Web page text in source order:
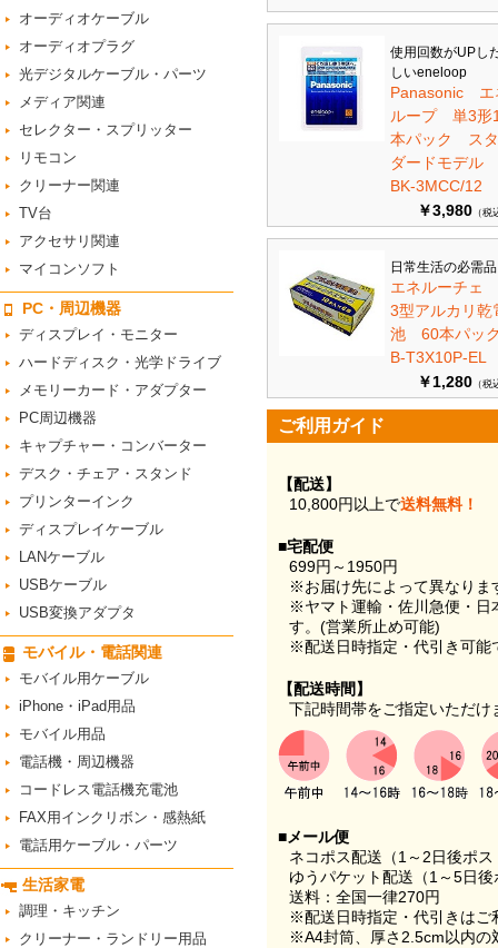
オーディオケーブル
オーディオプラグ
光デジタルケーブル・パーツ
メディア関連
セレクター・スプリッター
リモコン
クリーナー関連
TV台
アクセサリ関連
マイコンソフト
PC・周辺機器
ディスプレイ・モニター
ハードディスク・光学ドライブ
メモリーカード・アダプター
PC周辺機器
キャプチャー・コンバーター
デスク・チェア・スタンド
プリンターインク
ディスプレイケーブル
LANケーブル
USBケーブル
USB変換アダプタ
モバイル・電話関連
モバイル用ケーブル
iPhone・iPad用品
モバイル用品
電話機・周辺機器
コードレス電話機充電池
FAX用インクリボン・感熱紙
電話用ケーブル・パーツ
生活家電
調理・キッチン
クリーナー・ランドリー用品
使用回数がUPし
しいeneloop
Panasonic エ
ループ 単3形
本パック ス
ダードモデル
BK-3MCC/12
￥3,980 （税
日常生活の必需
エネルーチェ
3型アルカリ乾
池 60本パ
B-T3X10P-EL
￥1,280 （税
ご利用ガイド
【配送】
10,800円以上で送料無料！
■宅配便
699円～1950円
※お届け先によって異なりま
※ヤマト運輸・佐川急便・日
す。(営業所止め可能)
※配送日時指定・代引き可能
【配送時間】
下記時間帯をご指定いただけ
■メール便
ネコポス配送（1～2日後ポ
ゆうパケット配送（1～5日
送料：全国一律270円
※配送日時指定・代引きはご
※A4封筒、厚さ2.5cm以内の